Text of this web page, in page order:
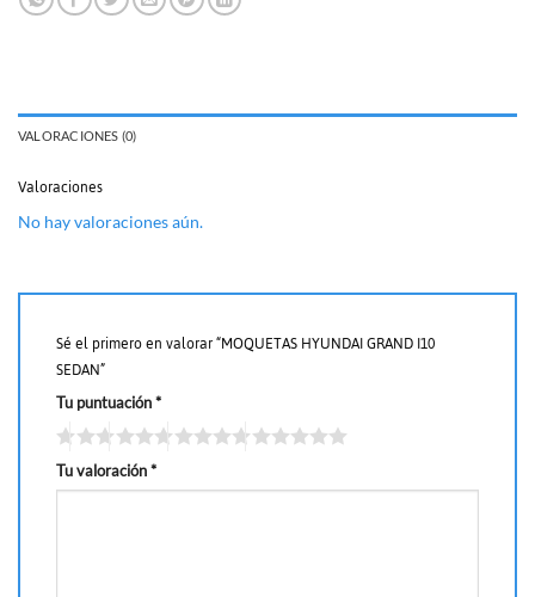
VALORACIONES (0)
Valoraciones
No hay valoraciones aún.
Sé el primero en valorar “MOQUETAS HYUNDAI GRAND I10
SEDAN”
Tu puntuación *
Tu valoración *